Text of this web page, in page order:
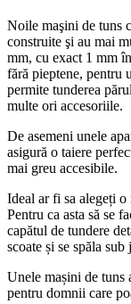
Noile maşini de tuns
construite şi au mai
mm, cu exact 1 mm
fără pieptene, pentru
permite tunderea
multe ori accesoriile.
De asemeni unele
asigură o taiere
mai greu accesibile.
Ideal ar fi sa alegeți o
Pentru ca asta să se
capătul de tundere
scoate și se spăla sub
Unele mașini de tuns
pentru domnii care